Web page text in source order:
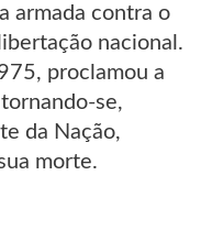
armada contra o
nacional.
proclamou a
se,
da Nação,
morte.